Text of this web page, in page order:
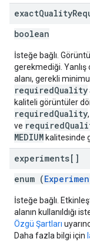
exactQuality
boolean
İsteğe bağlı.
gerekmediği. Yanlış
alanı, gerekli
requiredQuality
kaliteli görüntüler
requiredQuality
ve
MEDIUM kalitesinde
experiments[]
enum (
İsteğe bağlı.
alanın kullanıldığı
Özgü Şartları
Daha fazla bilgi için